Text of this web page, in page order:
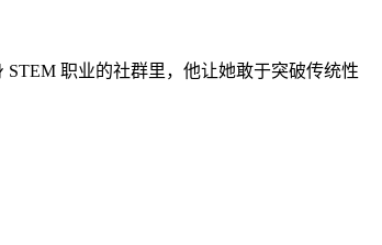
职业的社群里，他让她敢于突破传统性